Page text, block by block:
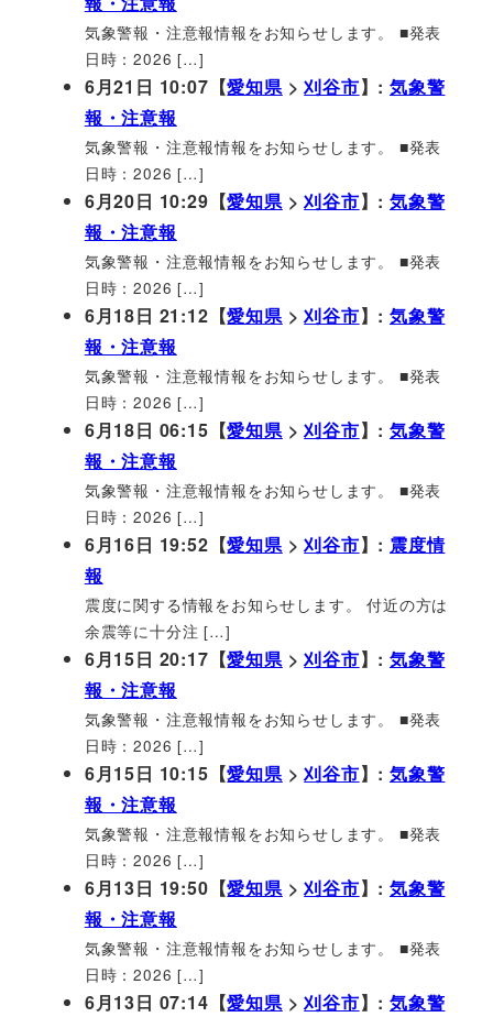
気象警報・注意報情報をお知らせします。 ■発表
日時：2026 […]
6月21日 10:07【愛知県>刈谷市】:気象警
報・注意報
気象警報・注意報情報をお知らせします。 ■発表
日時：2026 […]
6月20日 10:29【愛知県>刈谷市】:気象警
報・注意報
気象警報・注意報情報をお知らせします。 ■発表
日時：2026 […]
6月18日 21:12【愛知県>刈谷市】:気象警
報・注意報
気象警報・注意報情報をお知らせします。 ■発表
日時：2026 […]
6月18日 06:15【愛知県>刈谷市】:気象警
報・注意報
気象警報・注意報情報をお知らせします。 ■発表
日時：2026 […]
6月16日 19:52【愛知県>刈谷市】: 震度情
報
震度に関する情報をお知らせします。 付近の方は
余震等に十分注 […]
6月15日 20:17【愛知県>刈谷市】:気象警
報・注意報
気象警報・注意報情報をお知らせします。 ■発表
日時：2026 […]
6月15日 10:15【愛知県>刈谷市】:気象警
報・注意報
気象警報・注意報情報をお知らせします。 ■発表
日時：2026 […]
6月13日 19:50【愛知県>刈谷市】:気象警
報・注意報
気象警報・注意報情報をお知らせします。 ■発表
日時：2026 […]
6月13日 07:14【愛知県>刈谷市】:気象警